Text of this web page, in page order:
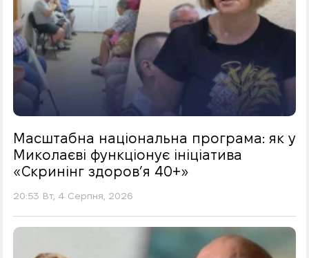
Масштабна національна програма: як у
Миколаєві функціонує ініціатива
«Скринінг здоровʼя 40+»
20:53 Вт, 4 Серпня, 2026